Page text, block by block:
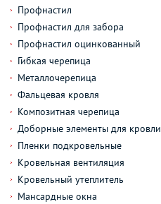
Профнастил
Профнастил для забора
Профнастил оцинкованный
Гибкая черепица
Металлочерепица
Фальцевая кровля
Композитная черепица
Доборные элементы для кровли
Пленки подкровельные
Кровельная вентиляция
Кровельный утеплитель
Мансардные окна